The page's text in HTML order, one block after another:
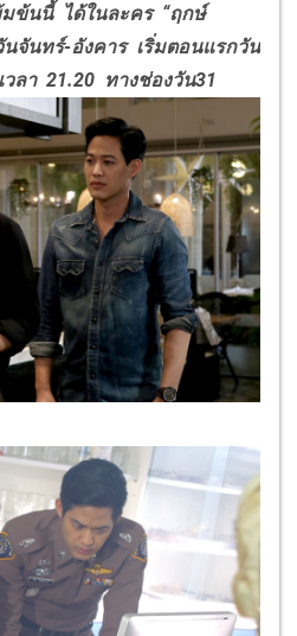
มข้นนี้ ได้ในละคร “ฤกษ์
จันทร์-อังคาร เริ่มตอนแรกวัน
ลา 21.20 ทางช่องวัน31